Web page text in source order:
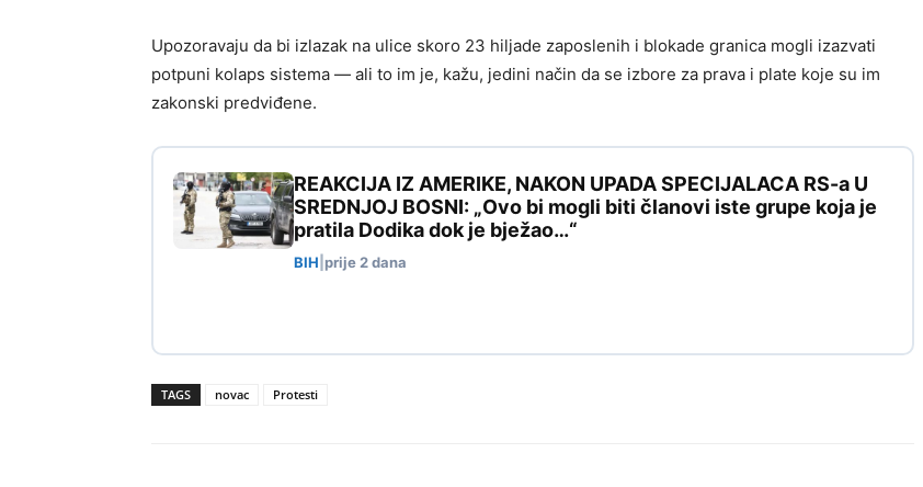
Upozoravaju da bi izlazak na ulice skoro 23 hiljade zaposlenih i blokade granica mogli izazvati
potpuni kolaps sistema — ali to im je, kažu, jedini način da se izbore za prava i plate koje su im
zakonski predviđene.
REAKCIJA IZ AMERIKE, NAKON UPADA SPECIJALACA RS-a U
SREDNJOJ BOSNI: „Ovo bi mogli biti članovi iste grupe koja je
pratila Dodika dok je bježao…“
BIH prije 2 dana
TAGS novac Protesti